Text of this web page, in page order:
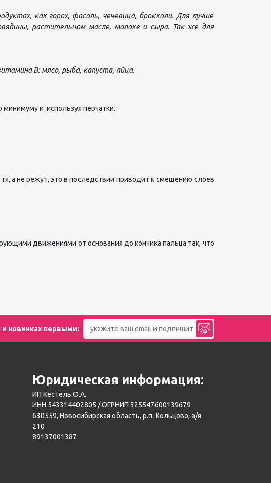
как горох, фасоль, чечевица, брокколи. Для лучше
растительном масле, молоке и сыра. Так же для
B: мясо, рыба, капуста, яйца.
и используя перчатки.
а не режут, это в последствии приводит к смещению слоев
движениями от основания до кончика пальца так, что
и новинках первыми:
Юридическая информация:
ИП Кестель О.А.
ИНН 543314402805 / ОГРНИП 325547600139679
630559, Новосибирская область, р.п. Кольцово, а/я
210
89137001387